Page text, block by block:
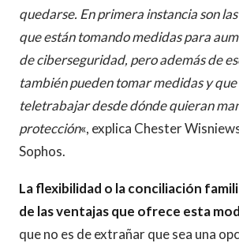
quedarse. En primera instancia son
que están tomando medidas para
de ciberseguridad, pero además de
también pueden tomar medidas y
teletrabajar desde dónde quieran
protección«, explica Chester
Sophos.
La flexibilidad o la conciliación
de las ventajas que ofrece esta
que no es de extrañar que sea una